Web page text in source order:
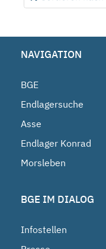
NAVIGATION
BGE
Endlagersuche
Asse
Endlager Konrad
Morsleben
BGE IM DIALOG
Infostellen